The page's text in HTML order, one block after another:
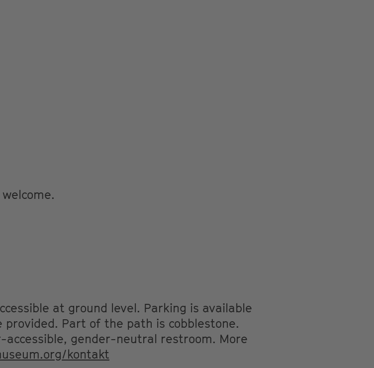
at ground level. Parking is available
provided. Part of the path is cobblestone.
accessible, gender-neutral restroom. More
kontakt